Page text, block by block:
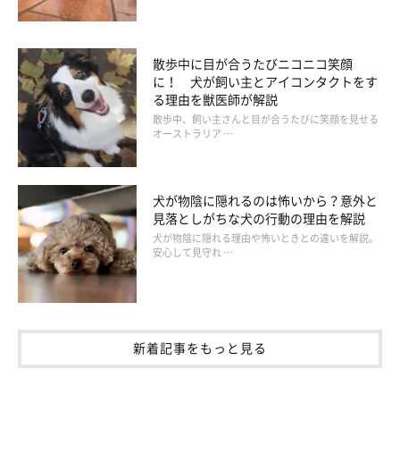
夜のお散歩 その他のトラブル
散歩中に目が合うたびニコニコ笑顔
に！ 犬が飼い主とアイコンタクトをす
る理由を獣医師が解説
散歩中、飼い主さんと目が合うたびに笑顔を見せる
オーストラリア …
犬が物陰に隠れるのは怖いから？意外と
見落としがちな犬の行動の理由を解説
犬が物陰に隠れる理由や怖いときとの違いを解説。
安心して見守れ …
新着記事をもっと見る